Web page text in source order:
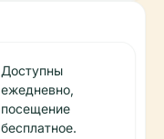
Доступны
ежедневно,
посещение
бесплатное.